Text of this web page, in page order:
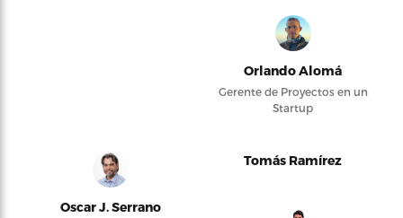
Orlando Alomá
Gerente de Proyectos en un
Startup
Oscar J. Serrano
Tomás Ramírez